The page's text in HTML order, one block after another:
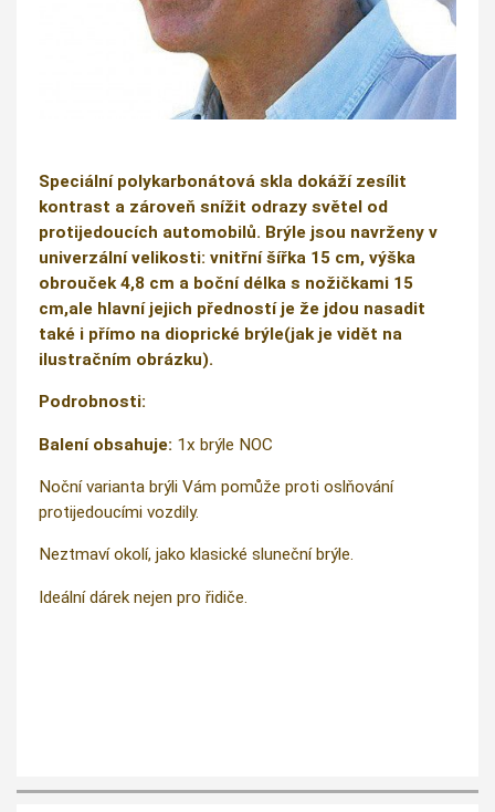
Speciální polykarbonátová skla dokáží zesílit
kontrast a zároveň snížit odrazy světel od
protijedoucích automobilů. Brýle jsou navrženy v
univerzální velikosti: vnitřní šířka 15 cm, výška
obrouček 4,8 cm a boční délka s nožičkami 15
cm,ale hlavní jejich předností je že jdou nasadit
také i přímo na dioprické brýle(jak je vidět na
ilustračním obrázku).
Podrobnosti:
Balení obsahuje: 1x brýle NOC
Noční varianta brýli Vám pomůže proti oslňování
protijedoucími vozdily.
Neztmaví okolí, jako klasické sluneční brýle.
Ideální dárek nejen pro řidiče.